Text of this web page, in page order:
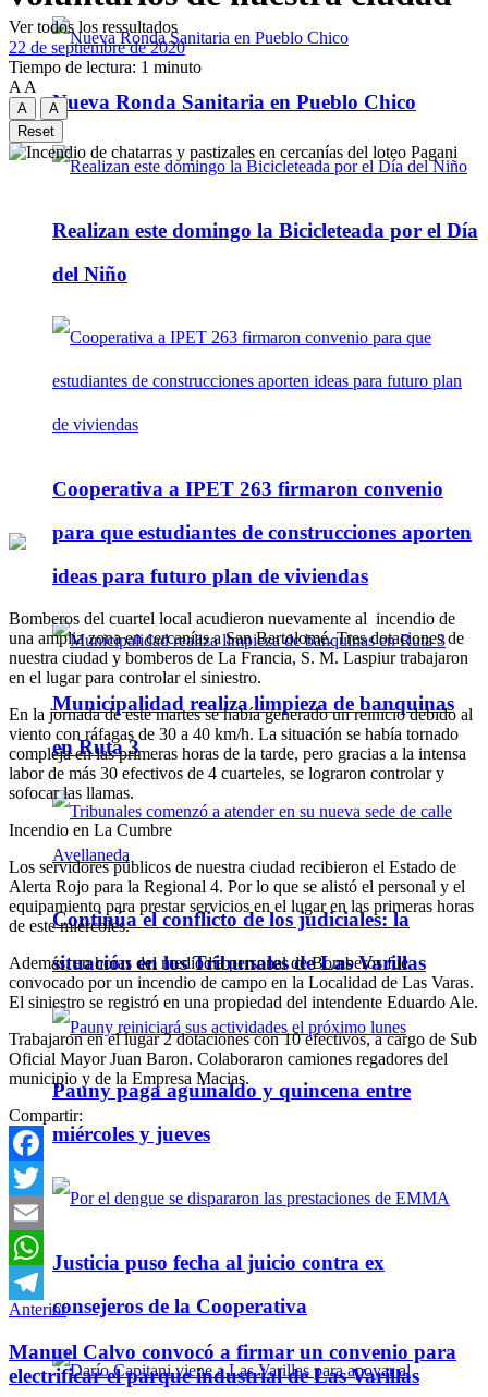
Nueva Ronda Sanitaria en Pueblo Chico
Realizan este domingo la Bicicleteada por el Día
del Niño
Cooperativa a IPET 263 firmaron convenio
para que estudiantes de construcciones aporten
ideas para futuro plan de viviendas
Municipalidad realiza limpieza de banquinas
en Ruta 3
Continúa el conflicto de los judiciales: la
situación en los Tribunales de Las Varillas
Pauny paga aguinaldo y quincena entre
miércoles y jueves
Justicia puso fecha al juicio contra ex
consejeros de la Cooperativa
Ver todos los ressultados
22 de septiembre de 2020
Tiempo de lectura: 1 minuto
A A
A
A
Reset
Bomberos del cuartel local acudieron nuevamente al incendio de
una amplia zona en cercanías a San Bartolomé. Tres dotaciones de
nuestra ciudad y bomberos de La Francia, S. M. Laspiur trabajaron
en el lugar para controlar el siniestro.
En la jornada de este martes se había generado un reinicio debido al
viento con ráfagas de 30 a 40 km/h. La situación se había tornado
compleja en las primeras horas de la tarde, pero gracias a la intensa
labor de más 30 efectivos de 4 cuarteles, se lograron controlar y
sofocar las llamas.
Incendio en La Cumbre
Los servidores públicos de nuestra ciudad recibieron el Estado de
Alerta Rojo para la Regional 4. Por lo que se alistó el personal y el
equipamiento para prestar servicios en el lugar en las primeras horas
de este miércoles.
Además, en horas del mediodía personal de Bomberos fue
convocado por un incendio de campo en la Localidad de Las Varas.
El siniestro se registró en una propiedad del intendente Eduardo Ale.
Trabajaron en el lugar 2 dotaciones con 10 efectivos, a cargo de Sub
Oficial Mayor Juan Baron. Colaboraron camiones regadores del
municipio y de la Empresa Macias.
Compartir:
Facebook
Twitter
Email
WhatsApp
Telegram
Anterior
Manuel Calvo convocó a firmar un convenio para
electrificar el parque industrial de Las Varillas